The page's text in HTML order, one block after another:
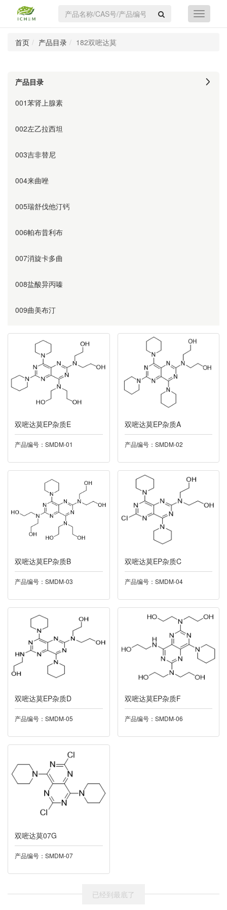
首页 产品目录 182双嘧达莫
产品目录
001苯肾上腺素
002左乙拉西坦
003吉非替尼
004来曲唑
005瑞舒伐他汀钙
006帕布昔利布
007消旋卡多曲
008盐酸异丙嗪
009曲美布汀
010奥美沙坦
011替硝唑
012阿齐沙坦
014诺氟沙星
015托匹司他
016托特罗定
017泛酸钙
018米力农
019奥硝唑
021依度沙班
022酮洛芬
023帕诺司琼
024普拉洛芬
025利奈唑胺
026盐酸达拉他韦
027丁酸氯维地平
028尼莫地平
030多索茶碱
双嘧达莫EP杂质E
产品编号：SMDM-01
双嘧达莫EP杂质A
产品编号：SMDM-02
双嘧达莫EP杂质B
产品编号：SMDM-03
双嘧达莫EP杂质C
产品编号：SMDM-04
双嘧达莫EP杂质D
产品编号：SMDM-05
双嘧达莫EP杂质F
产品编号：SMDM-06
双嘧达莫07G
产品编号：SMDM-07
已经到最底了